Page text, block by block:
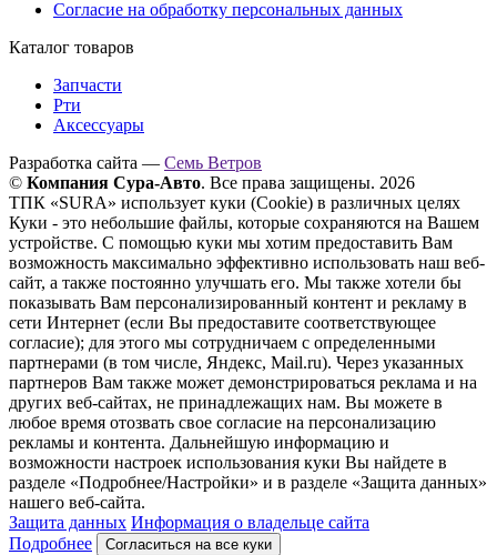
Согласие на обработку персональных данных
Каталог товаров
Запчасти
Рти
Аксессуары
Разработка сайта — Семь Ветров
© Компания Сура-Авто. Все права защищены. 2026
ТПК «SURA» использует куки (Cookie) в различных целях
Куки - это небольшие файлы, которые сохраняются на Вашем
устройстве. С помощью куки мы хотим предоставить Вам
возможность максимально эффективно использовать наш веб-
сайт, а также постоянно улучшать его. Мы также хотели бы
показывать Вам персонализированный контент и рекламу в
сети Интернет (если Вы предоставите соответствующее
согласие); для этого мы сотрудничаем с определенными
партнерами (в том числе, Яндекс, Mail.ru). Через указанных
партнеров Вам также может демонстрироваться реклама и на
других веб-сайтах, не принадлежащих нам. Вы можете в
любое время отозвать свое согласие на персонализацию
рекламы и контента. Дальнейшую информацию и
возможности настроек использования куки Вы найдете в
разделе «Подробнее/Настройки» и в разделе «Защита данных»
нашего веб-сайта.
Защита данных Информация о владельце сайта
Подробнее
Согласиться на все куки